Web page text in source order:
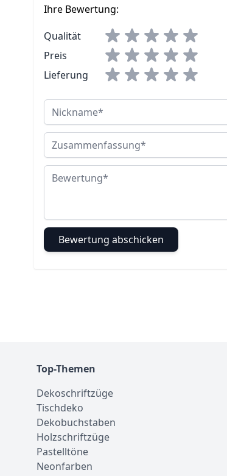
Ihre Bewertung:
Qualität
Preis
Lieferung
Nickname
Zusammenfassung
Bewertung
Bewertung abschicken
Top-Themen
Dekoschriftzüge
Tischdeko
Dekobuchstaben
Holzschriftzüge
Pastelltöne
Neonfarben